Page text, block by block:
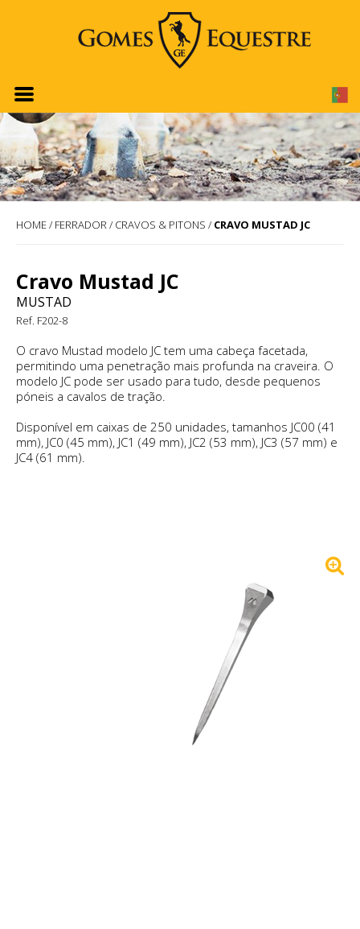
HOME/ FERRADOR/ CRAVOS & PITONS / CRAVO MUSTAD JC
Cravo Mustad JC
MUSTAD
Ref. F202-8
O cravo Mustad modelo JC tem uma cabeça facetada,
permitindo uma penetração mais profunda na craveira. O
modelo JC pode ser usado para tudo, desde pequenos
póneis a cavalos de tração.
Disponível em caixas de 250 unidades, tamanhos JC00 (41
mm), JC0 (45 mm), JC1 (49 mm), JC2 (53 mm), JC3 (57 mm) e
JC4 (61 mm).